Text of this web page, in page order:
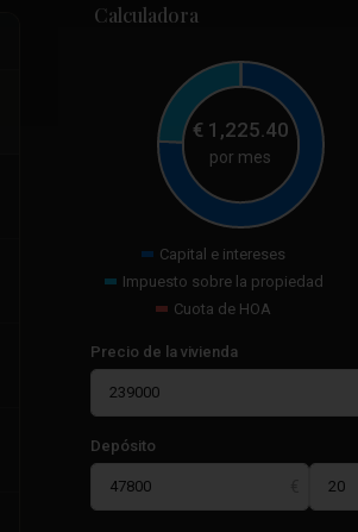
Calculadora
€ 1,225.40
por mes
Capital e intereses
Impuesto sobre la propiedad
Cuota de HOA
Precio de la vivienda
Depósito